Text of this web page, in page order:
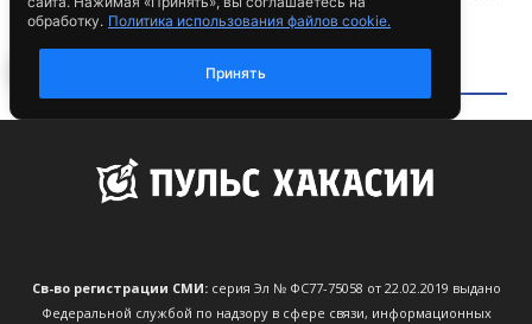
Св-во регистрации СМИ:серия Эл № ФС77-75058 от 22.02.2019 выдано
Федеральной службой по надзору в сфере связи, информационных